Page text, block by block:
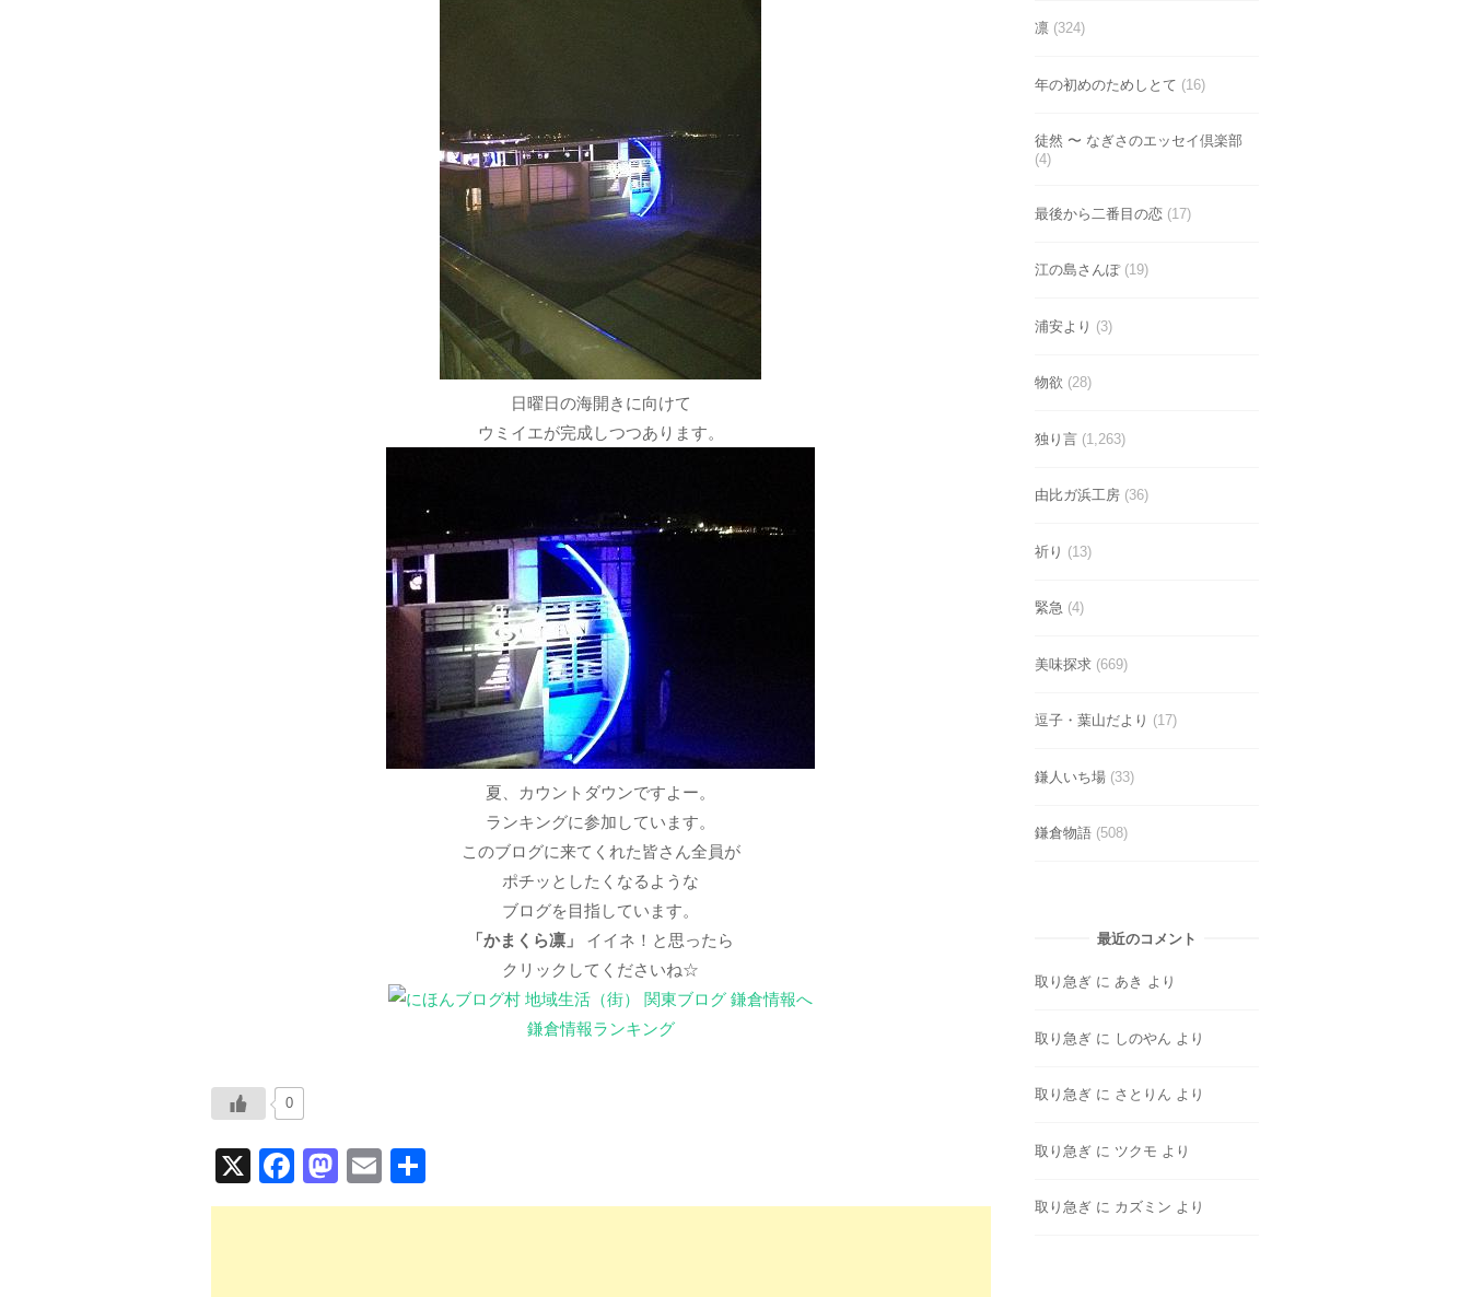
日曜日の海開きに向けて
ウミイエが完成しつつあります。
夏、カウントダウンですよー。
ランキングに参加しています。
このブログに来てくれた皆さん全員が
ポチッとしたくなるような
ブログを目指しています。
「かまくら凛」
イイネ！と思ったら
クリックしてくださいね☆
鎌倉情報ランキング
0
X
F
a
M
a
E
m 有
凛(324)
年の初めのためしとて (16)
徒然 〜 なぎさのエッセイ倶楽部
(4)
最後から二番目の恋(17)
江の島さんぽ(19)
浦安より (3)
物欲 (28)
独り言(1,263)
由比ガ浜工房(36)
祈り (13)
緊急 (4)
美味探求(669)
逗子・葉山だより (17)
鎌人いち場(33)
鎌倉物語(508)
最近のコメント
取り急ぎに あき より
取り急ぎに しのやん より
取り急ぎに さとりん より
取り急ぎに ツクモ より
取り急ぎに カズミン より